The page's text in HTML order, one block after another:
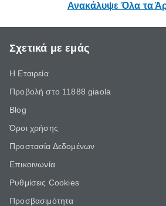
Ανακάλυψε Όλα τα
Σχετικά με εμάς
Η Εταιρεία
Προβολή στο 11888 giaola
Blog
Όροι χρήσης
Προστασία Δεδομένων
Επικοινωνία
Ρυθμίσεις Cookies
Προσβασιμότητα